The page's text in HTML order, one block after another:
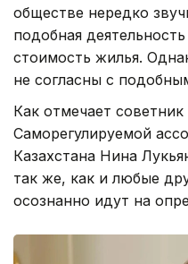
обществе нередко
подобная
стоимость жилья.
не согласны с
Как отмечает
Саморегулируемой
Казахстана Нина
так же, как и любые
осознанно идут на